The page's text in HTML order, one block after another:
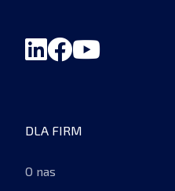
DLA FIRM
O nas